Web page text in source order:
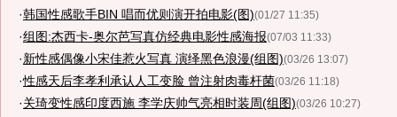
·韩国性感歌手BIN 唱而优则演开拍电影(图)(01/27 11:35)
·组图:杰西卡-奥尔芭写真仿经典电影性感海报(07/03 11:33)
·新性感偶像小宋佳惹火写真 演绎黑色浪漫(组图)(03/26 13:07)
·性感天后李孝利承认人工变脸 曾注射肉毒杆菌(03/26 11:18)
·关琦变性感印度西施 李学庆帅气亮相时装周(组图)(03/26 10:27)